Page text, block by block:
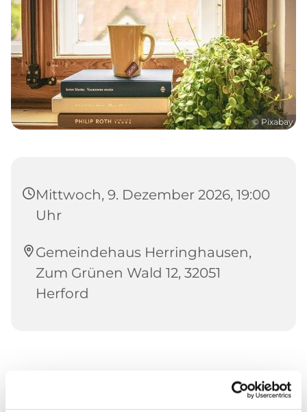
© Pixabay
Mittwoch, 9. Dezember 2026, 19:00
Uhr
Gemeindehaus Herringhausen,
Zum Grünen Wald 12, 32051
Herford